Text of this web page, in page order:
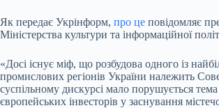
Як передає Укрінформ, про це повідомляє
Міністерства культури та інформаційної
«Досі існує міф, що розбудова одного із
промислових регіонів України належить
суспільному дискурсі мало порушується
європейських інвесторів у заснування